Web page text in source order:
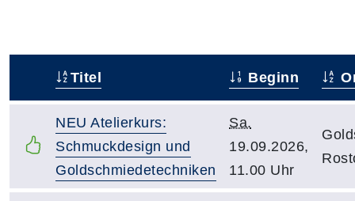
Titel Beginn
NEU Atelierkurs:
Schmuckdesign und
Goldschmiedetechniken
Sa.
19.09.2026,
11.00 Uhr